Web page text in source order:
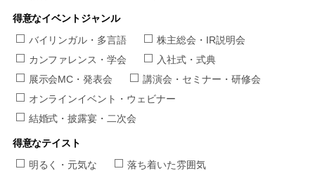
得意なイベントジャンル
バイリンガル・多言語
株主総会・IR説明会
カンファレンス・学会
入社式・式典
展示会MC・発表会
講演会・セミナー・研修会
オンラインイベント・ウェビナー
結婚式・披露宴・二次会
得意なテイスト
明るく・元気な
落ち着いた雰囲気